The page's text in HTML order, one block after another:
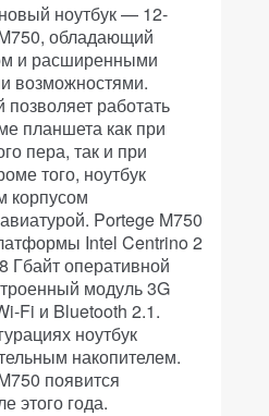
ноутбук — 12-
обладающий
и расширенными
возможностями.
работать
планшета как при
пера, так и при
того, ноутбук
корпусом
Portege M750
Intel Centrino 2
Гбайт оперативной
модуль 3G
Fi и Bluetooth 2.1.
ноутбук
накопителем.
появится
этого года.